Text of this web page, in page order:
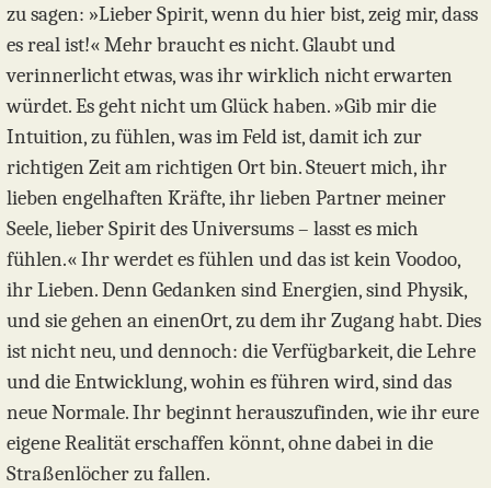
zu sagen: »Lieber Spirit, wenn du hier bist, zeig mir, dass
es real ist!« Mehr braucht es nicht. Glaubt und
verinnerlicht etwas, was ihr wirklich nicht erwarten
würdet. Es geht nicht um Glück haben. »Gib mir die
Intuition, zu fühlen, was im Feld ist, damit ich zur
richtigen Zeit am richtigen Ort bin. Steuert mich, ihr
lieben engelhaften Kräfte, ihr lieben Partner meiner
Seele, lieber Spirit des Universums – lasst es mich
fühlen.« Ihr werdet es fühlen und das ist kein Voodoo,
ihr Lieben. Denn Gedanken sind Energien, sind Physik,
und sie gehen an einenOrt, zu dem ihr Zugang habt. Dies
ist nicht neu, und dennoch: die Verfügbarkeit, die Lehre
und die Entwicklung, wohin es führen wird, sind das
neue Normale. Ihr beginnt herauszufinden, wie ihr eure
eigene Realität erschaffen könnt, ohne dabei in die
Straßenlöcher zu fallen.